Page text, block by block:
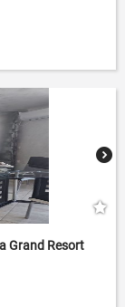
Grand Resort